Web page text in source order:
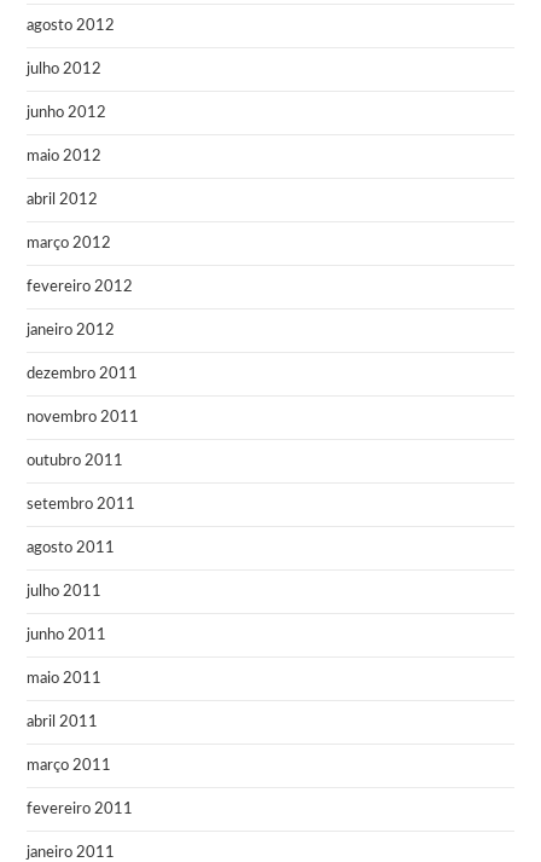
agosto 2012
julho 2012
junho 2012
maio 2012
abril 2012
março 2012
fevereiro 2012
janeiro 2012
dezembro 2011
novembro 2011
outubro 2011
setembro 2011
agosto 2011
julho 2011
junho 2011
maio 2011
abril 2011
março 2011
fevereiro 2011
janeiro 2011